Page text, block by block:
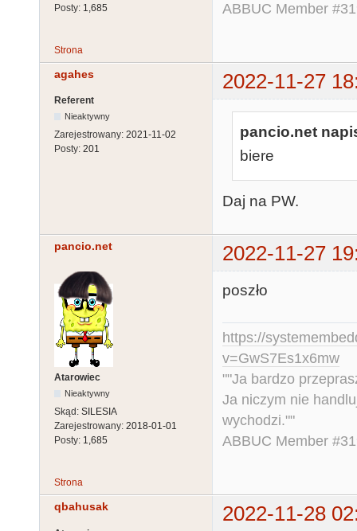
Posty: 1,685
ABBUC Member
Strona
agahes 2022-11-27
Referent
Nieaktywny
Zarejestrowany: 2021-11-02
Posty: 201
pancio.net
biere
Daj na PW.
pancio.net 2022-11-27
Atarowiec
Nieaktywny
Skąd: SILESIA
Zarejestrowany: 2018-01-01
Posty: 1,685
poszło
https://
v=GwS7Es1x6mw
""Ja bardzo
Ja niczym nie
wychodzi.""
ABBUC Member
Strona
qbahusak 2022-11-28